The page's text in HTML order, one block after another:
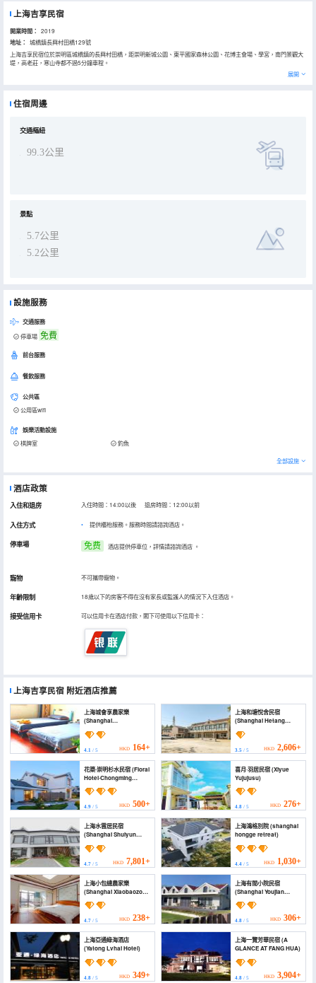
上海吉享民宿
開業時間： 2019
地址：
城橋鎮長興村田橋129號
上海吉享民宿位於崇明區城橋鎮的長興村田橋，距崇明新城公園、東平國家森林公園、花博主會場、學宮，南門景觀大
堤，高老莊，寒山寺都不過5分鐘車程。
三層的紅色小樓臨街而建，映襯在藍天白雲之下格外耀眼。走進小院彷彿有種置身北歐鄉村的感覺。一樓大廳設計輕奢
簡約，可以坐在沙發上K歌娛樂，或是在超大的落地窗前品茶聊天，又或是在偌大的廚房做上幾道拿手的好菜。當然，
齊全。對了，頂樓還特地設置了一間桌球室，深受年輕人的喜歡。
時光荏苒，光陰似箭，若有閒暇何不來到這被詩意田園所包圍的吉享民宿，忘卻所有的煩惱，放下所有負擔，靜靜地享
展開
住宿周邊
交通樞紐
99.3公里
景點
5.7公里
5.2公里
設施服務
交通服務
停車場 免費
前台服務
餐飲服務
公共區
公用區wifi
娛樂活動設施
棋牌室 釣魚
全部設施
酒店政策
入住和退房 入住時間：14:00以後 退房時間：12:00以前
入住方式 提供櫃枱服務。服務時間請諮詢酒店。
停車場 免费 酒店提供停車位，詳情請諮詢酒店 。
寵物 不可攜帶寵物。
年齡限制 18歲以下的房客不得在沒有家長或監護人的情況下入住酒店。
接受信用卡 可以信用卡在酒店付款，閣下可使用以下信用卡：
上海吉享民宿 附近酒店推薦
上海城會享農家樂
(Shanghai
Chenghuixiang Farm
Stay)
4.1 / 5 HKD 164+
上海和塘悅舍民宿
(Shanghai Hetang
Yueshe Homestay)
3.5/ 5 HKD 2,606+
花築·崇明杉水民宿 (Floral
Hotel·Chongming
Shanshui Hotel)
4.9 / 5 HKD 500+
喜月·羽居民宿 (Xiyue
Yujujusu)
4.8/ 5 HKD 276+
上海水雲居民宿
(Shanghai Shuiyun
4.7 / 5 HKD 7,801+
上海鴻格別院 (shanghai
hongge retreat)
4.4/ 5 HKD 1,030+
上海小包總農家樂
(Shanghai Xiaobaozong
Farm Stay)
4.7 / 5 HKD 238+
上海有間小院民宿
(Shanghai Youjian
Courtyard Homestay)
4.8/ 5 HKD 306+
上海亞通綠海酒店
(Yatong Lvhai Hotel)
4.8 / 5 HKD 349+
上海一覽芳華民宿 (A
GLANCE AT FANG HUA)
4.8/ 5 HKD 3,904+